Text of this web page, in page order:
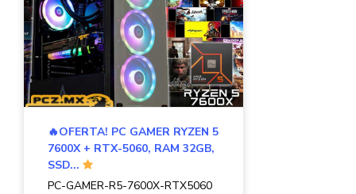
🔥OFERTA! PC GAMER RYZEN 5
7600X + RTX-5060, RAM 32GB,
SSD...
PC-GAMER-R5-7600X-RTX5060